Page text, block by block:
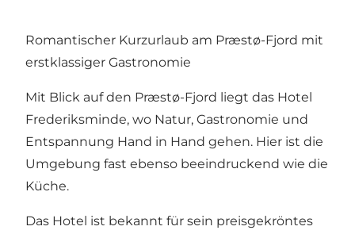
Romantischer Kurzurlaub am Præstø-Fjord mit
erstklassiger Gastronomie
Mit Blick auf den Præstø-Fjord liegt das Hotel
Frederiksminde, wo Natur, Gastronomie und
Entspannung Hand in Hand gehen. Hier ist die
Umgebung fast ebenso beeindruckend wie die
Küche.
Das Hotel ist bekannt für sein preisgekröntes